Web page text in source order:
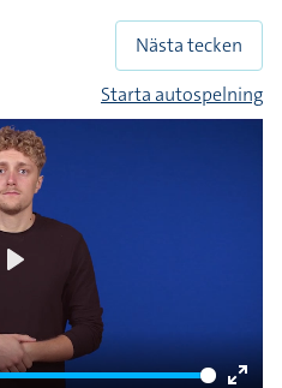
Nästa tecken
Starta autospelning